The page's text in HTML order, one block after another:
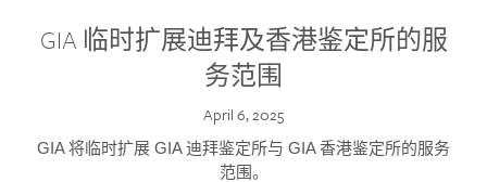
GIA 临时扩展迪拜及香港鉴定所的服
务范围
April 6, 2025
GIA 将临时扩展 GIA 迪拜鉴定所与 GIA 香港鉴定所的服务
范围。